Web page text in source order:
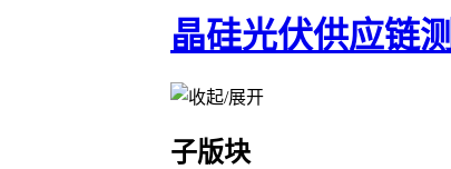
晶硅光伏供应链
子版块